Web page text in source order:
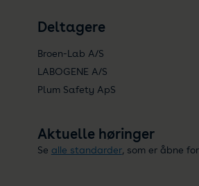
Deltagere
Broen-Lab A/S
LABOGENE A/S
Plum Safety ApS
Aktuelle høringer
Se alle standarder, som er åbne